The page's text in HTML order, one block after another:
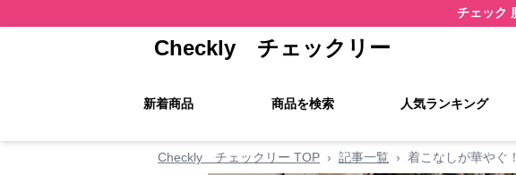
チェック
Checkly チェックリー
新着商品 商品を検索 人気ランキング
Checkly チェックリー TOP › 記事一覧 › 着こなしが華やぐ